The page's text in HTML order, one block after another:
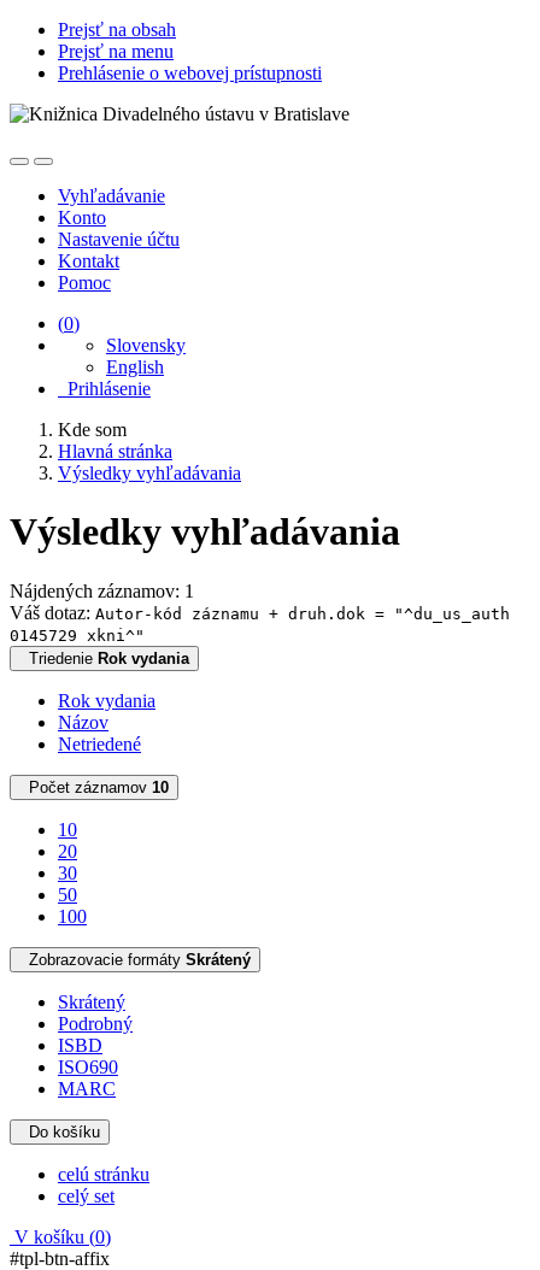
Prejsť na obsah
Prejsť na menu
Prehlásenie o webovej prístupnosti
Vyhľadávanie
Konto
Nastavenie účtu
Kontakt
Pomoc
(0)
Slovensky
English
Prihlásenie
Kde som
Hlavná stránka
Výsledky vyhľadávania
Výsledky vyhľadávania
Nájdených záznamov: 1
Váš dotaz: Autor-kód záznamu + druh.dok = "^du_us_auth
0145729 xkni^"
Triedenie Rok vydania
Rok vydania
Názov
Netriedené
Počet záznamov 10
10
20
30
50
100
Zobrazovacie formáty Skrátený
Skrátený
Podrobný
ISBD
ISO690
MARC
Do košíku
celú stránku
celý set
V košíku (0)
#tpl-btn-affix